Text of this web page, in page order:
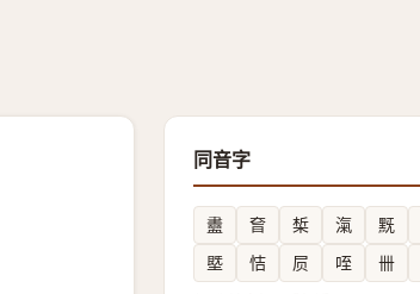
同音字
衋 㚛 椞 滊 黖
塈
恄 屃 咥 卌